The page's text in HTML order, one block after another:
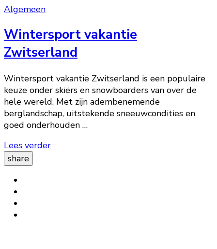
Algemeen
Wintersport vakantie
Zwitserland
Wintersport vakantie Zwitserland is een populaire
keuze onder skiërs en snowboarders van over de
hele wereld. Met zijn adembenemende
berglandschap, uitstekende sneeuwcondities en
goed onderhouden …
Lees verder
share